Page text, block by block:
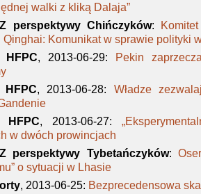
walki z kliką Dalaja”
perspektywy Chińczyków:
Qinghai: Komunikat w sprawie polityki
HFPC, 2013-06-29: Pekin
HFPC, 2013-06-28: Władze
HFPC, 2013-06-27:
w dwóch prowincjach
perspektywy Tybetańczyków:
o sytuacji w Lhasie
, 2013-06-25: Bezprecedensowa